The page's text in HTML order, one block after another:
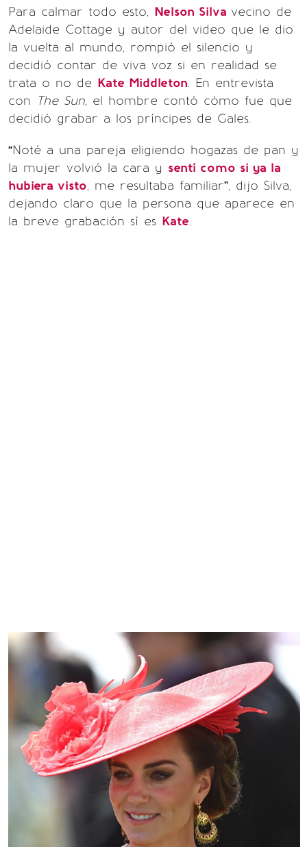
Para calmar todo esto, Nelson Silva vecino de
Adelaide Cottage y autor del video que le dio
la vuelta al mundo, rompió el silencio y
decidió contar de viva voz si en realidad se
trata o no de Kate Middleton. En entrevista
con The Sun, el hombre contó cómo fue que
decidió grabar a los príncipes de Gales.
“Noté a una pareja eligiendo hogazas de pan y
la mujer volvió la cara y sentí como si ya la
hubiera visto, me resultaba familiar”, dijo Silva,
dejando claro que la persona que aparece en
la breve grabación sí es Kate.